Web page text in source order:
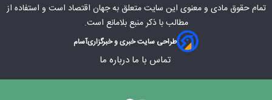
تمام حقوق مادی‌ و معنوی این سایت متعلق بهجهان اقتصاد است و استفاده از
مطالب با ذکر منبع بلامانع است.
طراحی سایت خبری و خبرگزاریآسام
تماس با ما درباره ما